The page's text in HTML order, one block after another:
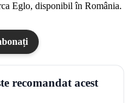
Eglo, disponibil în România.
recomandat acest